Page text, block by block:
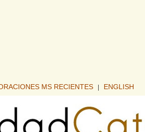
MS RECIENTES ENGLISH